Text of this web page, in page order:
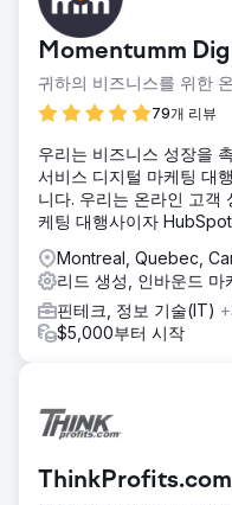
Momentumm
귀하의 비즈니스를 위한
79개 리뷰
우리는 비즈니스 성장을
서비스 디지털 마케팅 대
니다. 우리는 온라인 고객
케팅 대행사이자
Montreal, Quebec,
리드 생성, 인바운드 마
핀테크, 정보 기술(IT)
$5,000부터 시작